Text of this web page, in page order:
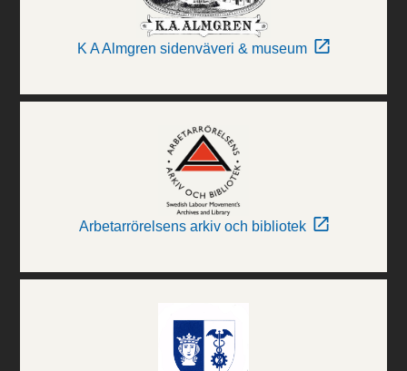
K A Almgren sidenväveri & museum
Arbetarrörelsens arkiv och bibliotek